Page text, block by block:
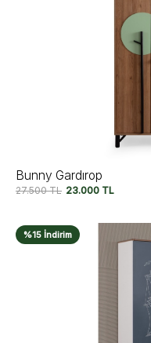
Bunny Gardırop
27.500TL 23.000 TL
%15 İndirim